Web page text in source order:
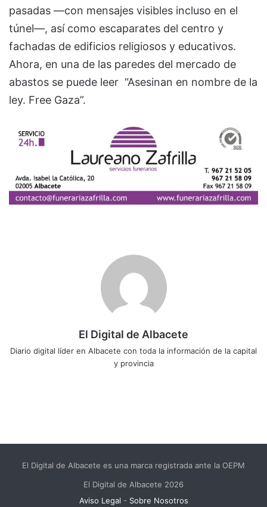
pasadas —con mensajes visibles incluso en el
túnel—, así como escaparates del centro y
fachadas de edificios religiosos y educativos.
Ahora, en una de las paredes del mercado de
abastos se puede leer “Asesinan en nombre de la
ley. Free Gaza”.
El Digital de Albacete
Diario digital líder en Albacete con toda la información de la capital
y provincia
El Digital de Albacete es una marca registrada ante la OEPM
El Digital de Albacete 2026
Aviso Legal - Sobre Nosotros